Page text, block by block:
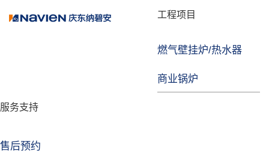
工程项目
燃气壁挂炉/热水器
商业锅炉
服务支持
售后预约
品牌故事
技术实力
企业动态